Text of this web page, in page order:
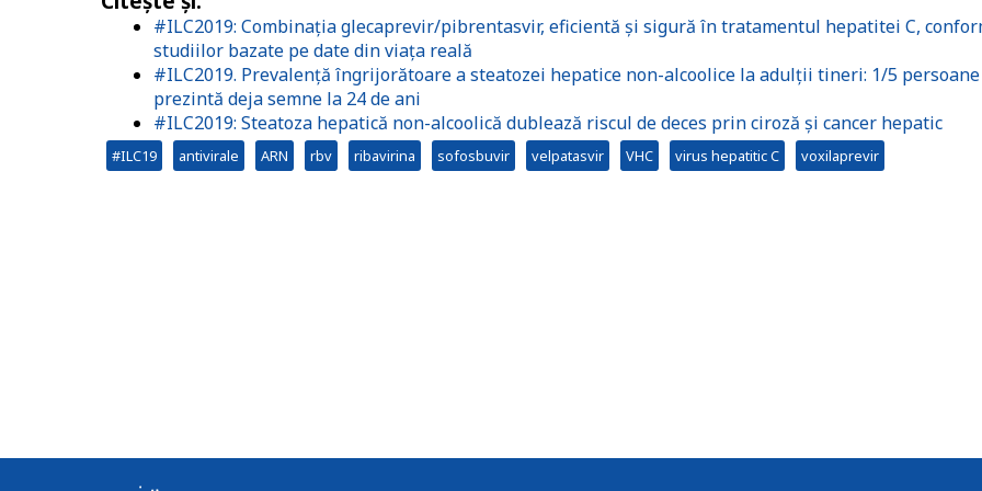
#ILC2019: Combinația glecaprevir/pibrentasvir, eficientă și sigură în tratamentul hepatitei C,
studiilor bazate pe date din viața reală
#ILC2019. Prevalență îngrijorătoare a steatozei hepatice non-alcoolice la adulții tineri: 1/5 persoane
prezintă deja semne la 24 de ani
#ILC2019: Steatoza hepatică non-alcoolică dublează riscul de deces prin ciroză și cancer hepatic
#ILC19 antivirale ARN rbv ribavirina sofosbuvir velpatasvir VHC virus hepatitic C voxilaprevir